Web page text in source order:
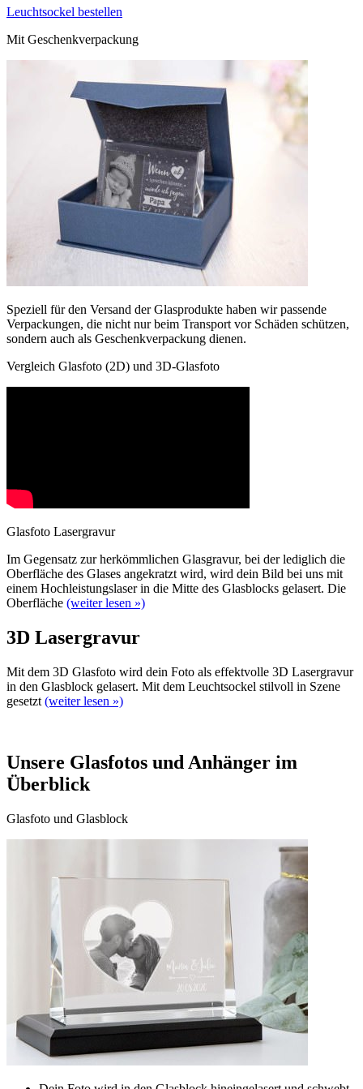
Leuchtsockel bestellen
Mit Geschenkverpackung
Speziell für den Versand der Glasprodukte haben wir passende
Verpackungen, die nicht nur beim Transport vor Schäden schützen,
sondern auch als Geschenkverpackung dienen.
Vergleich Glasfoto (2D) und 3D-Glasfoto
Glasfoto Lasergravur
Im Gegensatz zur herkömmlichen Glasgravur, bei der lediglich die
Oberfläche des Glases angekratzt wird, wird dein Bild bei uns mit
einem Hochleistungslaser in die Mitte des Glasblocks gelasert. Die
Oberfläche (weiter lesen »)
3D Lasergravur
Mit dem 3D Glasfoto wird dein Foto als effektvolle 3D Lasergravur
in den Glasblock gelasert. Mit dem Leuchtsockel stilvoll in Szene
gesetzt (weiter lesen »)
Unsere Glasfotos und Anhänger im
Überblick
Glasfoto und Glasblock